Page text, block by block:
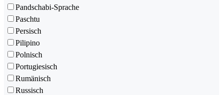
Pandschabi-Sprache
Paschtu
Persisch
Pilipino
Polnisch
Portugiesisch
Rumänisch
Russisch